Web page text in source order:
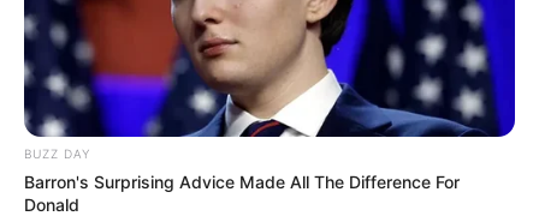
BUZZ DAY
Barron's Surprising Advice Made All The Difference For
Donald